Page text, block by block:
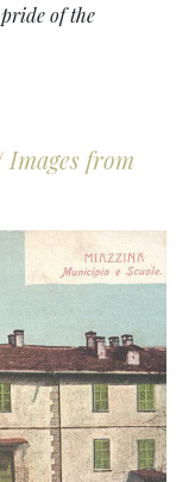
of the
Images from